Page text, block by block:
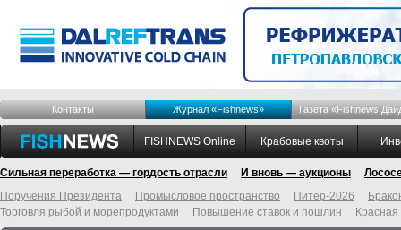
Контакты Журнал «Fishnews» Газета «Fishnews
FISHNEWS Online Крабовые квоты
Сильная переработка — гордость отрасли И вновь — аукционы
Поручения Президента
Промысловое пространство Питер-2026
Торговля рыбой и морепродуктами
Повышение ставок и пошлин